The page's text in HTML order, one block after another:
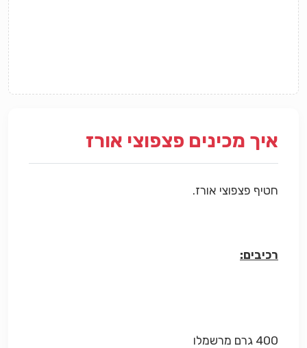
איך מכינים פצפוצי אורז
חטיף פצפוצי אורז.
רכיבים:
400 גרם מרשמלו